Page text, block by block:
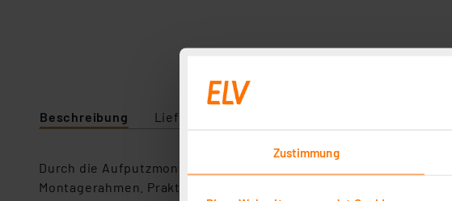
Zustimmung
Beschreibung Lieferumfang
Durch die Aufputzmontage ist das Ledvance-36-W-LED-
Montagerahmen. Praktisch: Trotz seiner superflachen Form ist